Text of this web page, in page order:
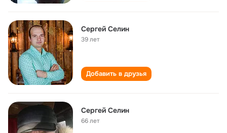
Сергей Селин
39 лет
Добавить в друзья
Сергей Селин
66 лет